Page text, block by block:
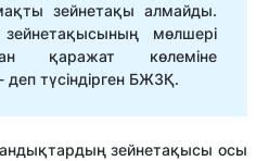
зейнетақы алмайды.
мөлшері
қаражат көлеміне
түсіндірген БЖЗҚ.
зейнетақысы осы